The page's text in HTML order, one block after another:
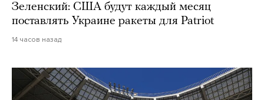
Зеленский: США будут каждый месяц
поставлять Украине ракеты для Patriot
14 часов назад